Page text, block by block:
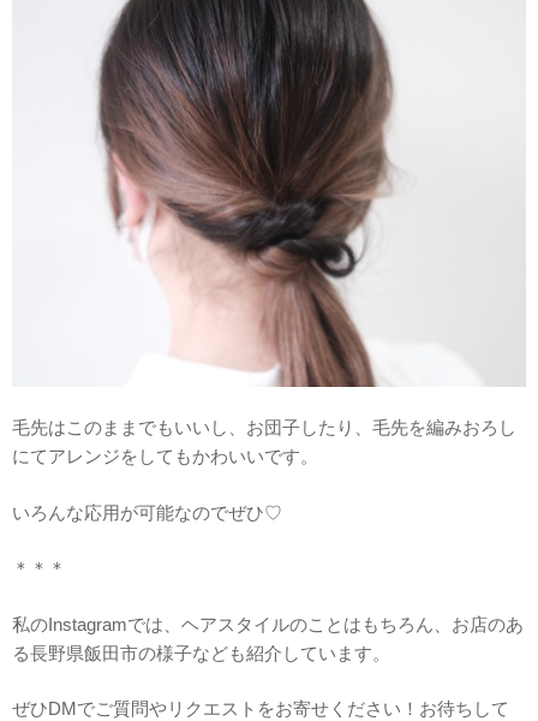
毛先はこのままでもいいし、お団子したり、毛先を編みおろし
にてアレンジをしてもかわいいです。
いろんな応用が可能なのでぜひ♡
＊＊＊
私のInstagramでは、ヘアスタイルのことはもちろん、お店のあ
る長野県飯田市の様子なども紹介しています。
ぜひDMでご質問やリクエストをお寄せください！お待ちして